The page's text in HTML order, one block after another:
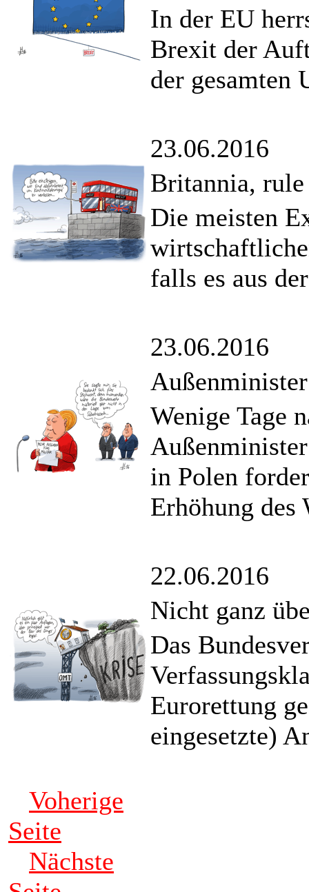
In der EU
Brexit der
der gesamten
23.06.2016
Britannia, rule
Die meisten
falls es aus
23.06.2016
Wenige Tage
in Polen
Erhöhung des
22.06.2016
Nicht ganz
Das
Eurorettung
eingesetzte)
Voherige
Seite
Nächste